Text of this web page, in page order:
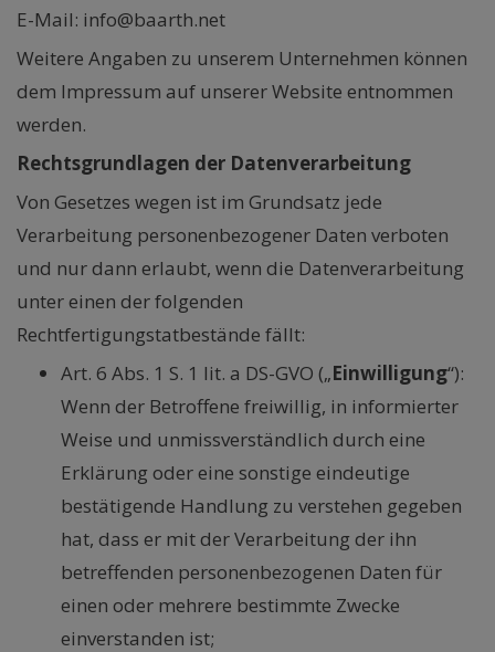
E-Mail: info@baarth.net
Weitere Angaben zu unserem Unternehmen können
dem Impressum auf unserer Website entnommen
werden.
Rechtsgrundlagen der Datenverarbeitung
Von Gesetzes wegen ist im Grundsatz jede
Verarbeitung personenbezogener Daten verboten
und nur dann erlaubt, wenn die Datenverarbeitung
unter einen der folgenden
Rechtfertigungstatbestände fällt:
Art. 6 Abs. 1 S. 1 lit. a DS-GVO („Einwilligung“):
Wenn der Betroffene freiwillig, in informierter
Weise und unmissverständlich durch eine
Erklärung oder eine sonstige eindeutige
bestätigende Handlung zu verstehen gegeben
hat, dass er mit der Verarbeitung der ihn
betreffenden personenbezogenen Daten für
einen oder mehrere bestimmte Zwecke
einverstanden ist;